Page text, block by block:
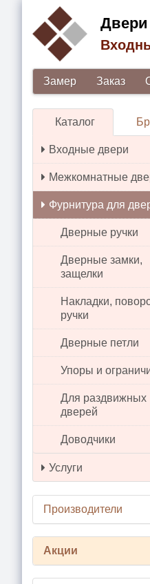
Замер Заказ
Каталог
Входные двери
Межкомнатные
Фурнитура для
Дверные ручки
Дверные замки,
защелки
Накладки,
ручки
Дверные петли
Упоры и
Для раздвижных
дверей
Доводчики
Услуги
Производители
Акции